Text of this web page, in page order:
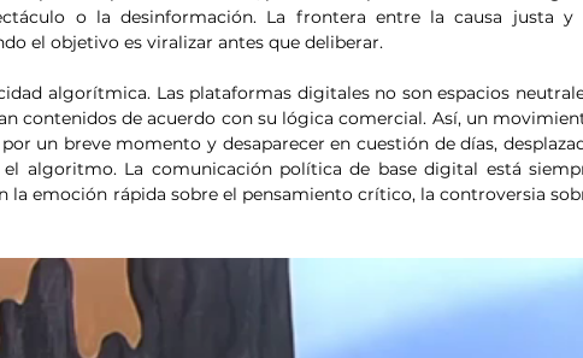
o la desinformación. La frontera entre la causa justa y
el objetivo es viralizar antes que deliberar.
algorítmica. Las plataformas digitales no son espacios
contenidos de acuerdo con su lógica comercial. Así, un
un breve momento y desaparecer en cuestión de días,
algoritmo. La comunicación política de base digital está
la emoción rápida sobre el pensamiento crítico, la controversia